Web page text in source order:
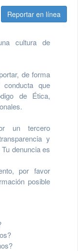
Reportar en línea
cultura de
de forma
conducta que
de Ética,
un tercero
y
denuncia es
por favor
posible